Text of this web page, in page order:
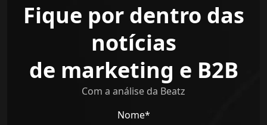
Fique por dentro das
notícias
de marketing e B2B
Com a análise da Beatz
Nome*